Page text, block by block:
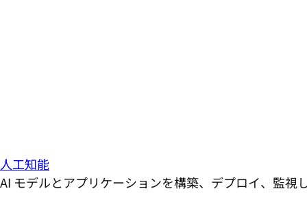
人工知能
AI モデルとアプリケーションを構築、デプロイ、監視